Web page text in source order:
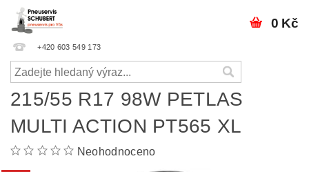
+420 603 549 173
0 Kč
215/55 R17 98W PETLAS
MULTI ACTION PT565 XL
Neohodnoceno